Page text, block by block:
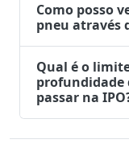
Como posso
pneu através
Qual é o
profundidade
passar na